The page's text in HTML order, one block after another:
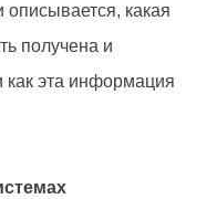
описывается, какая
получена и
как эта информация